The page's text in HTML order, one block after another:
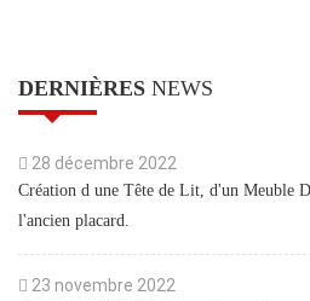
DERNIÈRES NEWS
28 décembre 2022
Création d une Tête de Lit, d'un Meuble
l'ancien placard.
23 novembre 2022